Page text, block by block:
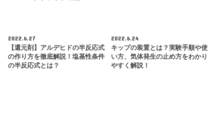
2022.6.27
【還元剤】アルデヒドの半反応式
の作り方を徹底解説！塩基性条件
の半反応式とは？
2022.6.24
キップの装置とは？実験手順や使
い方、気体発生の止め方をわかり
やすく解説！